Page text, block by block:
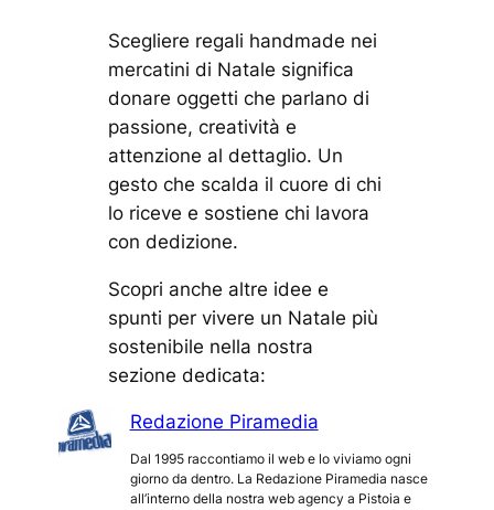
Scegliere regali handmade nei
mercatini di Natale significa
donare oggetti che parlano di
passione, creatività e
attenzione al dettaglio. Un
gesto che scalda il cuore di chi
lo riceve e sostiene chi lavora
con dedizione.
Scopri anche altre idee e
spunti per vivere un Natale più
sostenibile nella nostra
sezione dedicata:
Redazione Piramedia
Dal 1995 raccontiamo il web e lo viviamo ogni
giorno da dentro. La Redazione Piramedia nasce
all’interno della nostra web agency a Pistoia e